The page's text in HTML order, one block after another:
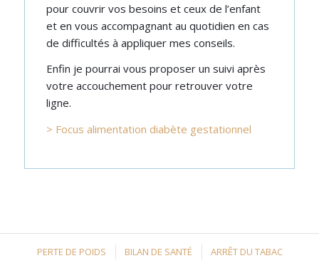
pour couvrir vos besoins et ceux de l’enfant
et en vous accompagnant au quotidien en cas
de difficultés à appliquer mes conseils.
Enfin je pourrai vous proposer un suivi après
votre accouchement pour retrouver votre
ligne.
> Focus alimentation diabète gestationnel
PERTE DE POIDS BILAN DE SANTÉ ARRÊT DU TABAC